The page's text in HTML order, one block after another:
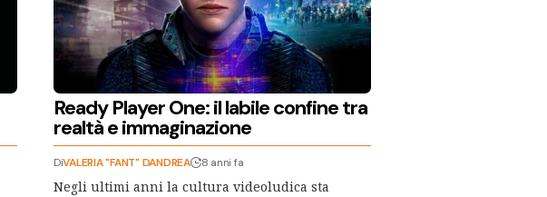
Ready Player One: il labile confine tra
realtà e immaginazione
DiVALERIA "FANT" DANDREA 8 anni fa
Negli ultimi anni la cultura videoludica sta